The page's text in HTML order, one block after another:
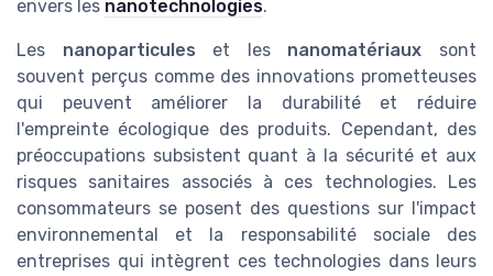
envers les nanotechnologies.
Les nanoparticules et les nanomatériaux sont
souvent perçus comme des innovations prometteuses
qui peuvent améliorer la durabilité et réduire
l'empreinte écologique des produits. Cependant, des
préoccupations subsistent quant à la sécurité et aux
risques sanitaires associés à ces technologies. Les
consommateurs se posent des questions sur l'impact
environnemental et la responsabilité sociale des
entreprises qui intègrent ces technologies dans leurs